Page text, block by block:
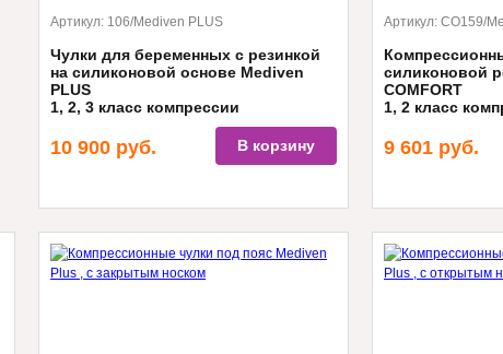
Артикул: 106/Mediven PLUS
Чулки для беременных с резинкой
на силиконовой основе Mediven
PLUS
1, 2, 3 класс компрессии
Укрепленная носочная и пяточная часть,
износоустойчивая вязка, дышащий материал
10 900 руб. В корзину
Артикул: CO159/
силиконовой
COMFORT
1, 2 класс
Легко
технология
9 601 руб.